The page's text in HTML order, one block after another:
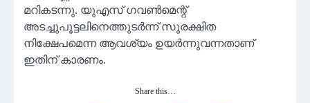
മറികടന്നു. യുഎസ് ഗവണ്‍മെന്റ്
അടച്ചുപൂട്ടലിനെത്തുടര്‍ന്ന് സുരക്ഷിത
നിക്ഷേപമെന്ന ആവശ്യം ഉയര്‍ന്നുവന്നതാണ്
ഇതിന് കാരണം.
Share this…